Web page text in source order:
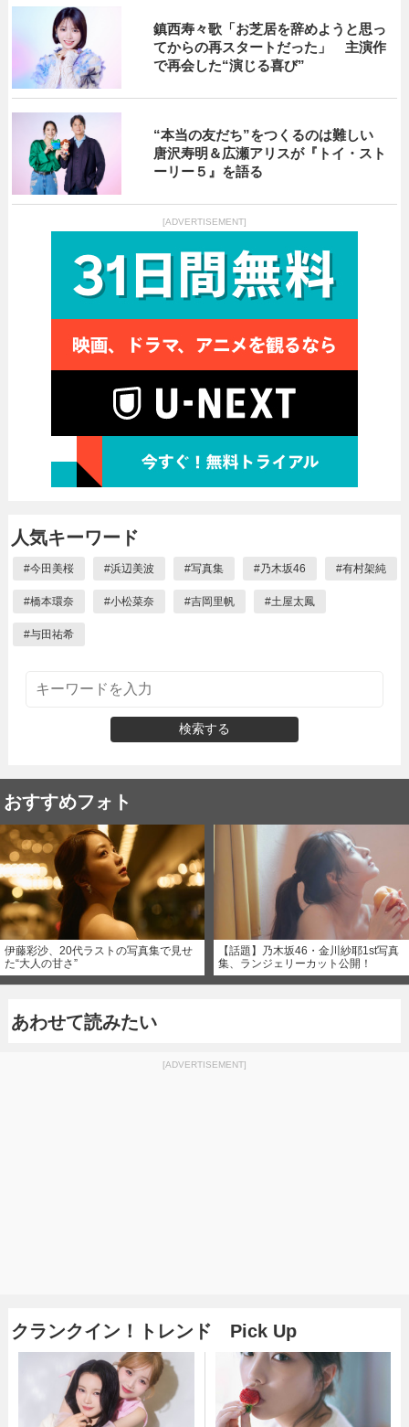
鎮西寿々歌「お芝居を辞めようと思っ
てからの再スタートだった」 主演作
で再会した“演じる喜び”
“本当の友だち”をつくるのは難しい
唐沢寿明＆広瀬アリスが『トイ・スト
ーリー５』を語る
[ADVERTISEMENT]
人気キーワード
#今田美桜 #浜辺美波 #写真集 #乃木坂46 #有村架純
#橋本環奈 #小松菜奈 #吉岡里帆 #土屋太鳳
#与田祐希
検索する
おすすめフォト
伊藤彩沙、20代ラストの写真集で見せ
た“大人の甘さ”
【話題】乃木坂46・金川紗耶1st写真
集、ランジェリーカット公開！
あわせて読みたい
[ADVERTISEMENT]
クランクイン！トレンド Pick Up